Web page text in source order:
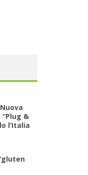
&
l’Italia